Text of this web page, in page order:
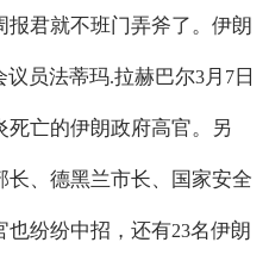
君就不班门弄斧了。伊朗
议员法蒂玛.拉赫巴尔3月 7日
亡的伊朗政府高官。另
、德黑兰市长、国家安全
也纷纷中招，还有23名伊朗